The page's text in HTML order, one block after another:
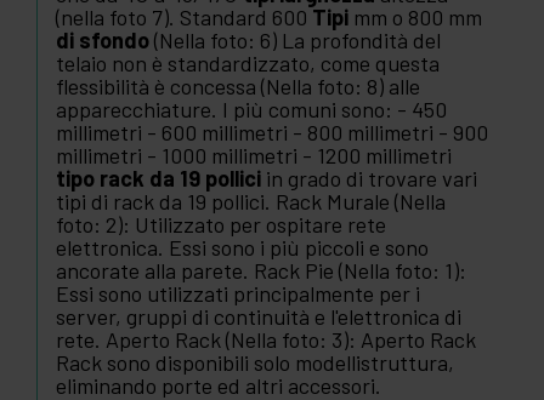
(nella foto 7). Standard 600 Tipi mm o 800 mm
di sfondo(Nella foto: 6) La profondità del
telaio non è standardizzato, come questa
flessibilità è concessa (Nella foto: 8) alle
apparecchiature. I più comuni sono: - 450
millimetri - 600 millimetri - 800 millimetri - 900
millimetri - 1000 millimetri - 1200 millimetri
tipo rack da 19 pollici in grado di trovare vari
tipi di rack da 19 pollici. Rack Murale (Nella
foto: 2): Utilizzato per ospitare rete
elettronica. Essi sono i più piccoli e sono
ancorate alla parete. Rack Pie (Nella foto: 1):
Essi sono utilizzati principalmente per i
server, gruppi di continuità e l'elettronica di
rete. Aperto Rack (Nella foto: 3): Aperto Rack
Rack sono disponibili solo modellistruttura,
eliminando porte ed altri accessori.